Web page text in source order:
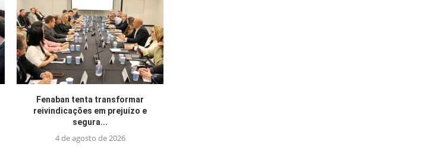
Fenaban tenta transformar
reivindicações em prejuízo e
segura...
4 de agosto de 2026